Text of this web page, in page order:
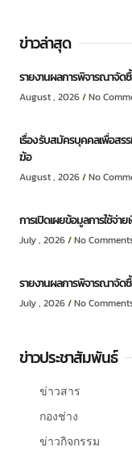
ข่าวล่าสุด
รายงานผลการพิจารณาจัด
August , 2026 No
เรื่อง รับสมัครบุคคลเพื่อสร
ฆ้อ
August , 2026 No
การเปิดเผยข้อมูลการใช้จ่
July , 2026 No
รายงานผลการพิจารณาจัด
July , 2026 No
ข่าวประชาสัมพันธ์
ข่าวสาร
กองช่าง
ข่าวกิจกรรม